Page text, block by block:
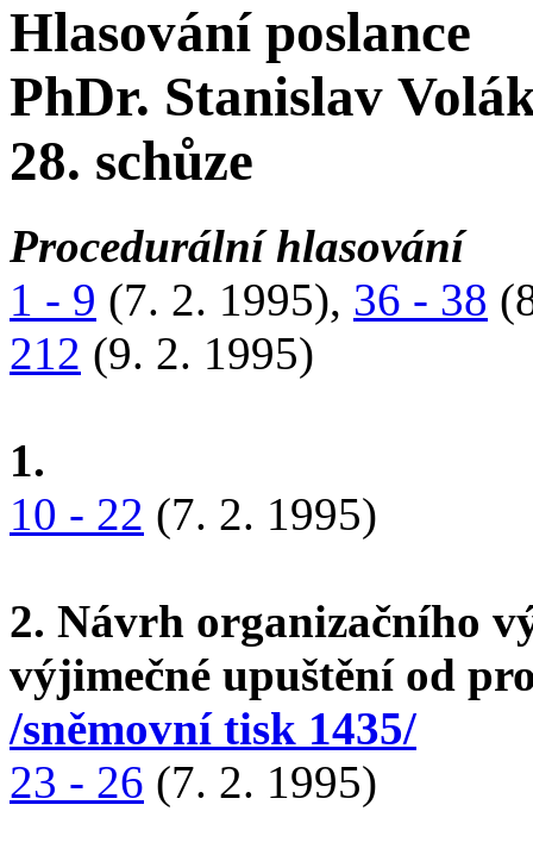
Hlasování poslance
PhDr. Stanislav
28. schůze
Procedurální hlasování
1 - 9 (7. 2. 1995), 36 - 38
212 (9. 2. 1995)
1.
10 - 22 (7. 2. 1995)
2. Návrh organizačního
výjimečné upuštění od
/sněmovní tisk 1435/
23 - 26 (7. 2. 1995)